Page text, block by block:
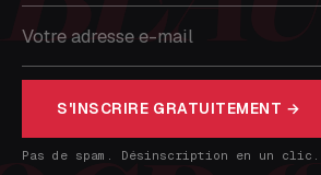
S'INSCRIRE GRATUITEMENT →
Pas de spam. Désinscription en un clic.